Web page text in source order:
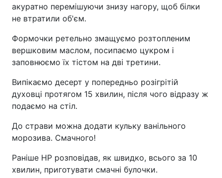
акуратно перемішуючи знизу нагору, щоб білки
не втратили об'єм.
Формочки ретельно змащуємо розтопленим
вершковим маслом, посипаємо цукром і
заповнюємо їх тістом на дві третини.
Випікаємо десерт у попередньо розігрітій
духовці протягом 15 хвилин, після чого відразу ж
подаємо на стіл.
До страви можна додати кульку ванільного
морозива. Смачного!
Раніше НР розповідав, як швидко, всього за 10
хвилин, приготувати смачні булочки.